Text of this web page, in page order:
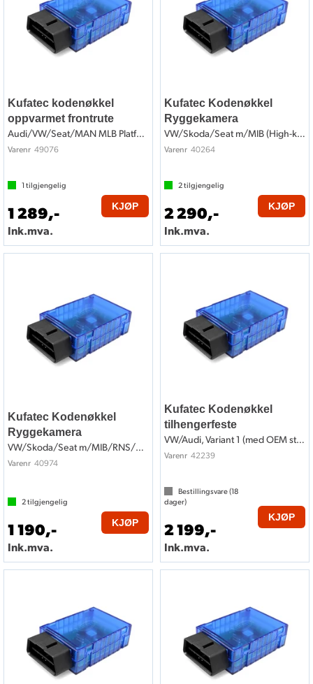
Kufatec kodenøkkel
oppvarmet frontrute
Audi/VW/Seat/MAN MLB Platform
Varenr 49076
1 tilgjengelig
1 289,-
Ink.mva.
KJØP
Kufatec Kodenøkkel
Ryggekamera
VW/Skoda/Seat m/MIB (High-kamera)
Varenr 40264
2tilgjengelig
2 290,-
Ink.mva.
KJØP
Kufatec Kodenøkkel
Ryggekamera
VW/Skoda/Seat m/MIB/RNS/RCD (Low kamera)
Varenr 40974
2tilgjengelig
1 190,-
Ink.mva.
KJØP
Kufatec Kodenøkkel
tilhengerfeste
VW/Audi, Variant 1 (med OEM styreenhet)
Varenr 42239
Bestillingsvare (18
dager)
2 199,-
Ink.mva.
KJØP